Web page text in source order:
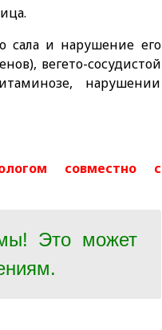
сала и нарушение его
вегето-сосудистой
нарушении
совместно с
Это может